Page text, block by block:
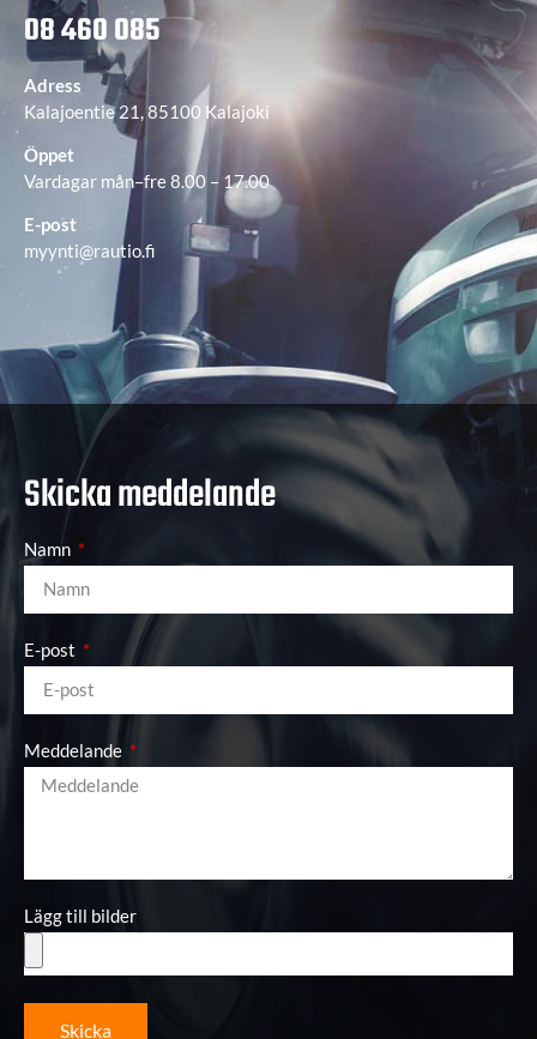
08 460 085
Adress
Kalajoentie 21, 85100 Kalajoki
Öppet
Vardagar mån–fre 8.00 – 17.00
E-post
myynti@rautio.fi
Skicka meddelande
Namn
E-post
Meddelande
Lägg till bilder
Skicka